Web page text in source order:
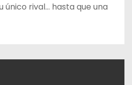
único rival… hasta que una